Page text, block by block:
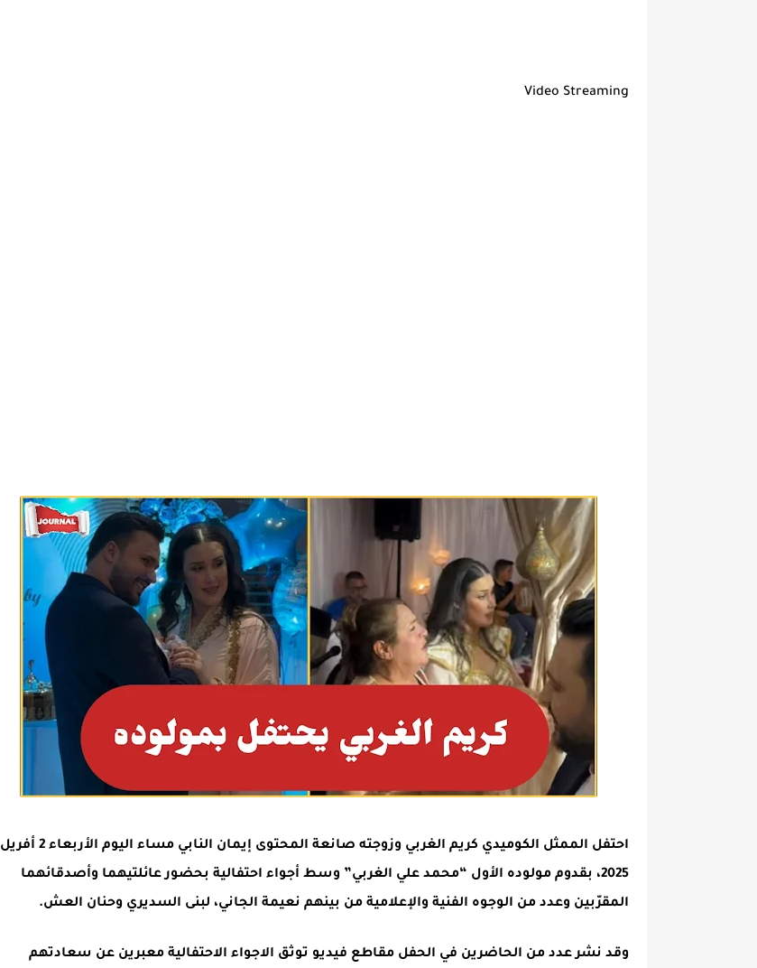
Video Streaming
احتفل الممثل الكوميدي كريم الغربي وزوجته صانعة المحتوى إيمان النابي مساء اليوم الأربعاء 2 أفريل
2025، بقدوم مولوده الأول “محمد علي الغربي” وسط أجواء احتفالية بحضور عائلتيهما وأصدقائهما
المقرّبين وعدد من الوجوه الفنية والإعلامية من بينهم نعيمة الجاني، لبنى السديري وحنان العش.
وقد نشر عدد من الحاضرين في الحفل مقاطع فيديو توثق الاجواء الاحتفالية معبرين عن سعادتهم